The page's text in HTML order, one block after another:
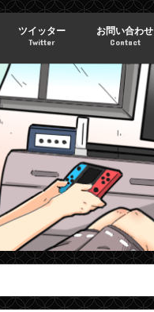
ツイッター
Twitter
お問い合わせ
Contact